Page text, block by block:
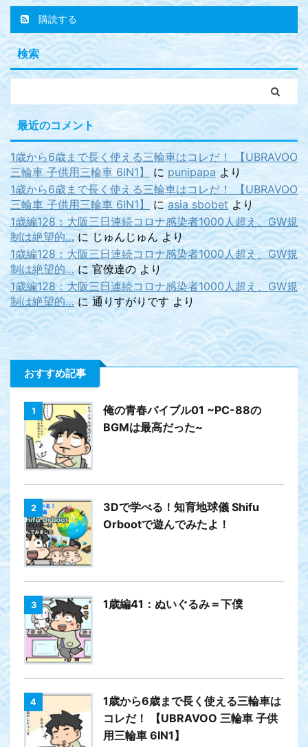
購読する
検索
最近のコメント
1歳から6歳まで長く使える三輪車はコレだ！ 【UBRAVOO
三輪車 子供用三輪車 6IN1】
に punipapa より
1歳から6歳まで長く使える三輪車はコレだ！ 【UBRAVOO
三輪車 子供用三輪車 6IN1】
にasia sbobet より
1歳編128：大阪三日連続コロナ感染者1000人超え、GW規
制は絶望的…に じゅんじゅんより
1歳編128：大阪三日連続コロナ感染者1000人超え、GW規
制は絶望的…に官僚達の より
1歳編128：大阪三日連続コロナ感染者1000人超え、GW規
制は絶望的… に通りすがりです より
おすすめ記事
1
俺の青春バイブル01 ~PC-88の
BGMは最高だった~
2
3Dで学べる！知育地球儀 Shifu
Orbootで遊んでみたよ！
3 1歳編41：ぬいぐるみ＝下僕
4
1歳から6歳まで長く使える三輪車は
コレだ！ 【UBRAVOO 三輪車 子供
用三輪車 6IN1】